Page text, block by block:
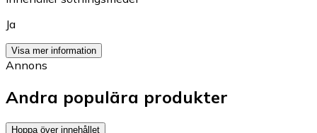
Ja
Visa mer information
Annons
Andra populära produkter
Hoppa över innehållet